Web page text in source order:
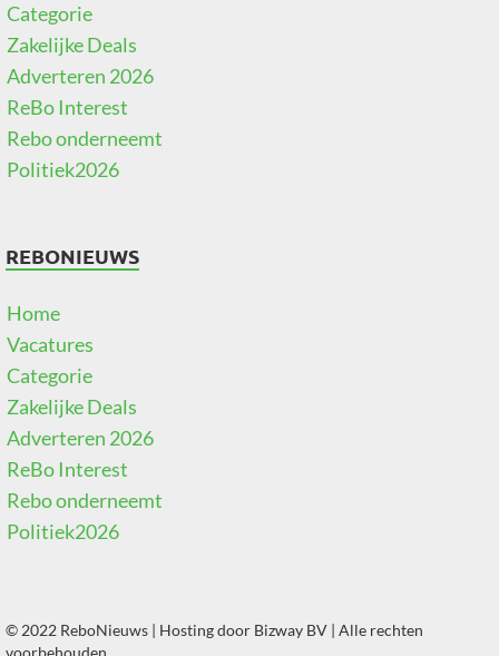
Categorie
Zakelijke Deals
Adverteren 2026
ReBo Interest
Rebo onderneemt
Politiek2026
REBONIEUWS
Home
Vacatures
Categorie
Zakelijke Deals
Adverteren 2026
ReBo Interest
Rebo onderneemt
Politiek2026
© 2022 ReboNieuws | Hosting door Bizway BV | Alle rechten
voorbehouden